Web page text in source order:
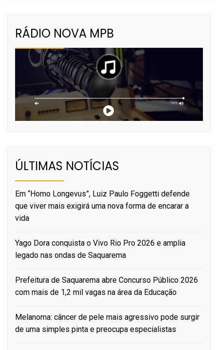
RÁDIO NOVA MPB
ÚLTIMAS NOTÍCIAS
Em “Homo Longevus”, Luiz Paulo Foggetti defende
que viver mais exigirá uma nova forma de encarar a
vida
Yago Dora conquista o Vivo Rio Pro 2026 e amplia
legado nas ondas de Saquarema
Prefeitura de Saquarema abre Concurso Público 2026
com mais de 1,2 mil vagas na área da Educação
Melanoma: câncer de pele mais agressivo pode surgir
de uma simples pinta e preocupa especialistas